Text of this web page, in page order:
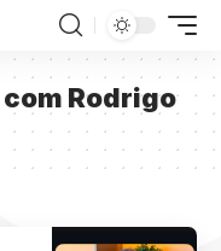
Rodrigo